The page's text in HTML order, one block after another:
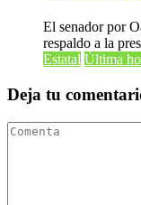
El senador por
respaldo a la
Estatal Última
Deja tu